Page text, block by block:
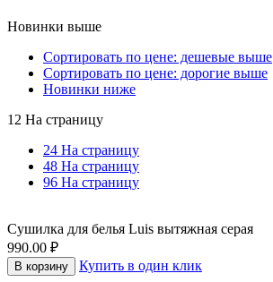
Новинки выше
Сортировать по цене: дешевые выше
Сортировать по цене: дорогие выше
Новинки ниже
12 На страницу
24 На страницу
48 На страницу
96 На страницу
Сушилка для белья Luis вытяжная серая
990.00 ₽
В корзину Купить в один клик